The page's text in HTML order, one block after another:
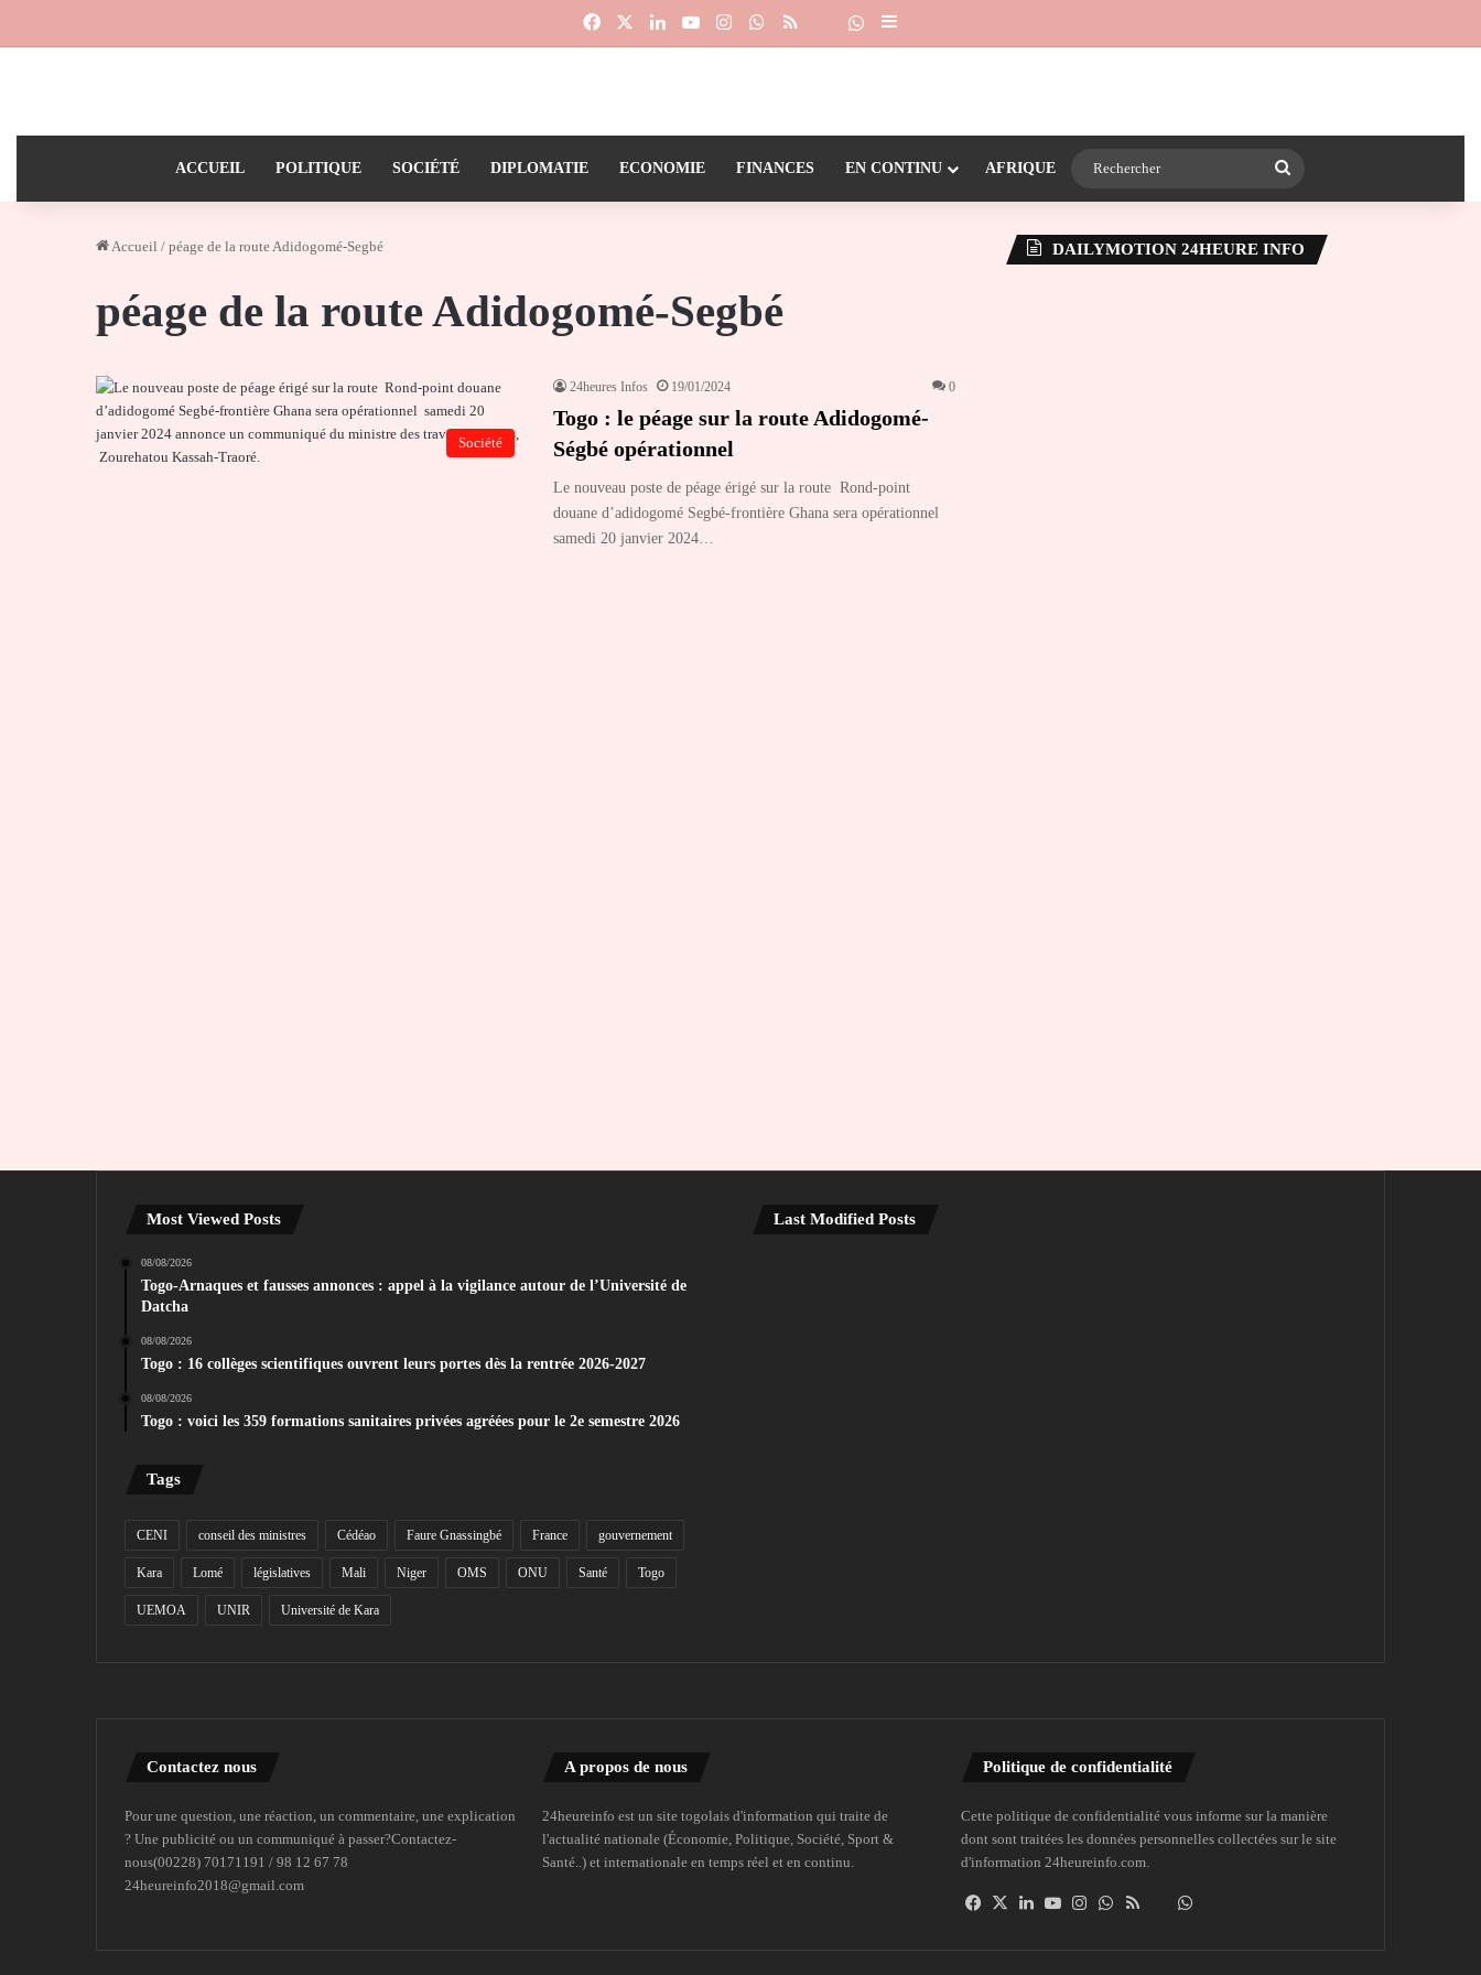
FacebookLinkedinYouTubeInstagramWhatsApp
RSS Dailymotion
Suivre la chaîne 24heureinfo sur WhatsApp
Sidebar (barre latérale)
ACCUEIL POLITIQUE SOCIÉTÉ DIPLOMATIE ECONOMIE FINANCES EN CONTINU AFRIQUE
Accueil / péage de la route Adidogomé-Segbé
péage de la route Adidogomé-Segbé
Société
24heures Infos 19/01/2024 0
Togo : le péage sur la route Adidogomé-
Ségbé opérationnel
Le nouveau poste de péage érigé sur la route Rond-point
douane d’adidogomé Segbé-frontière Ghana sera opérationnel
samedi 20 janvier 2024…
DAILYMOTION 24HEURE INFO
Most Viewed Posts
08/08/2026
Togo-Arnaques et fausses annonces : appel à la vigilance autour de l’Université de
Datcha
08/08/2026
Togo : 16 collèges scientifiques ouvrent leurs portes dès la rentrée 2026-2027
08/08/2026
Togo : voici les 359 formations sanitaires privées agréées pour le 2e semestre 2026
Tags
CENI conseil des ministres Cédéao Faure Gnassingbé France gouvernement
Kara Lomé législatives Mali Niger OMS ONU Santé Togo
UEMOA UNIR Université de Kara
Last Modified Posts
Contactez nous
Pour une question, une réaction, un commentaire, une explication
? Une publicité ou un communiqué à passer?Contactez-
nous(00228) 70171191 / 98 12 67 78
24heureinfo2018@gmail.com
A propos de nous
24heureinfo est un site togolais d'information qui traite de
l'actualité nationale (Économie, Politique, Société, Sport &
Santé..) et internationale en temps réel et en continu.
Politique de confidentialité
Cette politique de confidentialité vous informe sur la manière
dont sont traitées les données personnelles collectées sur le site
d'information 24heureinfo.com.
Facebook
X LinkedinYouTubeInstagramWhatsAppDailymotion